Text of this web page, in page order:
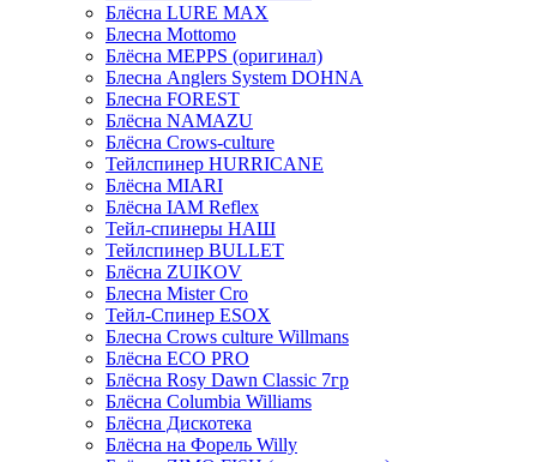
Блёсна LURE MAX
Блесна Mottomo
Блёсна MEPPS (оригинал)
Блесна Anglers System DOHNA
Блесна FOREST
Блёсна NAMAZU
Блёсна Crows-culture
Тейлспинер HURRICANE
Блёсна MIARI
Блёсна IAM Reflex
Тейл-спинеры НАШ
Тейлспинер BULLET
Блёсна ZUIKOV
Блесна Mister Cro
Тейл-Спинер ESOX
Блесна Crows culture Willmans
Блёсна ECO PRO
Блёсна Rosy Dawn Classic 7гр
Блёсна Columbia Williams
Блёсна Дискотека
Блёсна на Форель Willy